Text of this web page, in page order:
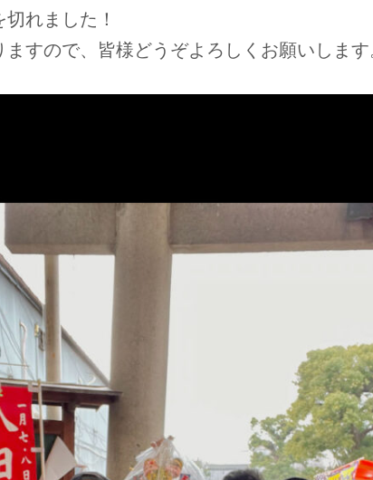
れました！
すので、皆様どうぞよろしくお願いしま